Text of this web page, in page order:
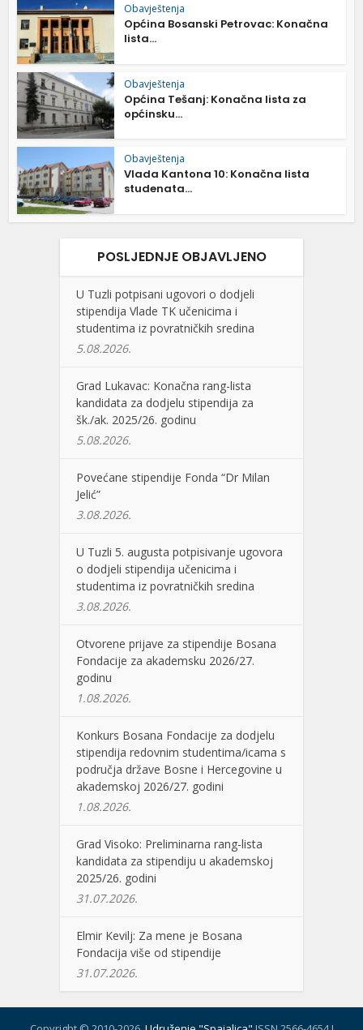
Obavještenja
Općina Bosanski Petrovac: Konačna
lista...
Obavještenja
Općina Tešanj: Konačna lista za
općinsku...
Obavještenja
Vlada Kantona 10: Konačna lista
studenata...
POSLJEDNJE OBJAVLJENO
U Tuzli potpisani ugovori o dodjeli
stipendija Vlade TK učenicima i
studentima iz povratničkih sredina
5.08.2026.
Grad Lukavac: Konačna rang-lista
kandidata za dodjelu stipendija za
šk./ak. 2025/26. godinu
5.08.2026.
Povećane stipendije Fonda “Dr Milan
Jelić”
3.08.2026.
U Tuzli 5. augusta potpisivanje ugovora
o dodjeli stipendija učenicima i
studentima iz povratničkih sredina
3.08.2026.
Otvorene prijave za stipendije Bosana
Fondacije za akademsku 2026/27.
godinu
1.08.2026.
Konkurs Bosana Fondacije za dodjelu
stipendija redovnim studentima/icama s
područja države Bosne i Hercegovine u
akademskoj 2026/27. godini
1.08.2026.
Grad Visoko: Preliminarna rang-lista
kandidata za stipendiju u akademskoj
2025/26. godini
31.07.2026.
Elmir Kevilj: Za mene je Bosana
Fondacija više od stipendije
31.07.2026.